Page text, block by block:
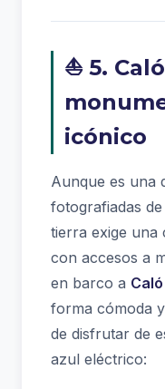
⛵ 5.
icónico
Aunque es una
fotografiadas
tierra exige una
con accesos a
en barco a
forma cómoda
de disfrutar de
azul eléctrico: